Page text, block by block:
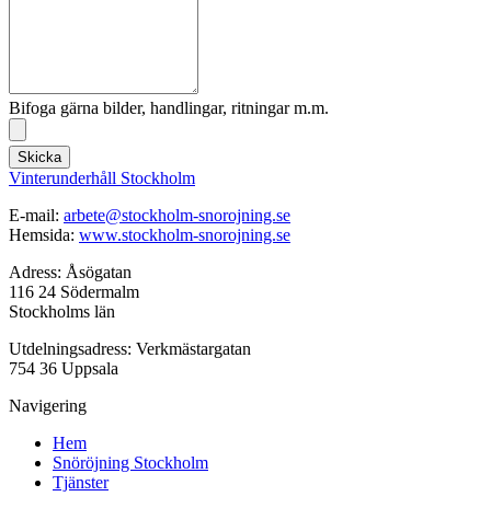
Bifoga gärna bilder, handlingar, ritningar m.m.
Skicka
Vinterunderhåll Stockholm
E-mail: arbete@stockholm-snorojning.se
Hemsida: www.stockholm-snorojning.se
Adress: Åsögatan
116 24 Södermalm
Stockholms län
Utdelningsadress: Verkmästargatan
754 36 Uppsala
Navigering
Hem
Snöröjning Stockholm
Tjänster